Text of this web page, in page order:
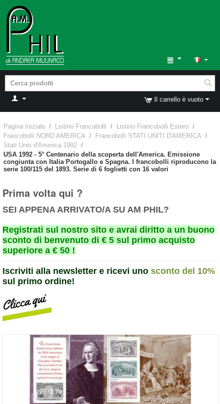
Il carrello è vuoto
Pagina Iniziale / Listino Francobolli / Listino Francobolli Estero /
Francobolli NORD AMERICA / Francobolli STATI UNITI D'AMERICA /
Stati Uniti d'America 1992 /
USA 1992 - 5° Centenario della scoperta dell'America. Emissione
congiunta con Italia Portogallo e Spagna. I francobolli riproducono la
serie 100/115 del 1893. Serie di 6 foglietti con 16 valori
Prima volta qui ?
SEI APPENA ARRIVATO/A SU AM PHIL?
Registrati sul nostro sito e avrai diritto a un buono
sconto di benvenuto di € 5 sul primo acquisto
superiore a € 50 !
Iscriviti alla newsletter e ricevi uno sconto del 10%
sul primo ordine!